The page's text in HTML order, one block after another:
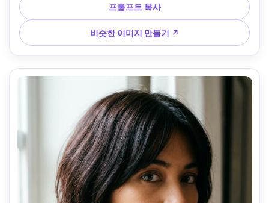
프레임, 미니멀한 모던 무드, 자연스러운 피부 질감, 사실적인
샤인 컨트롤, 하이 디테일 --ar 4:5
프롬프트 복사
비슷한 이미지 만들기 ↗